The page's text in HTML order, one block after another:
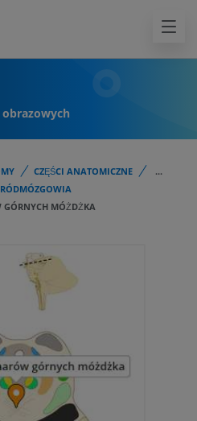
obrazowych
CZĘŚCI ANATOMICZNE
...
GÓRNYCH MÓŻDŻKA